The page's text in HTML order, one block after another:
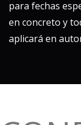
para fechas
en concreto y
aplicará en